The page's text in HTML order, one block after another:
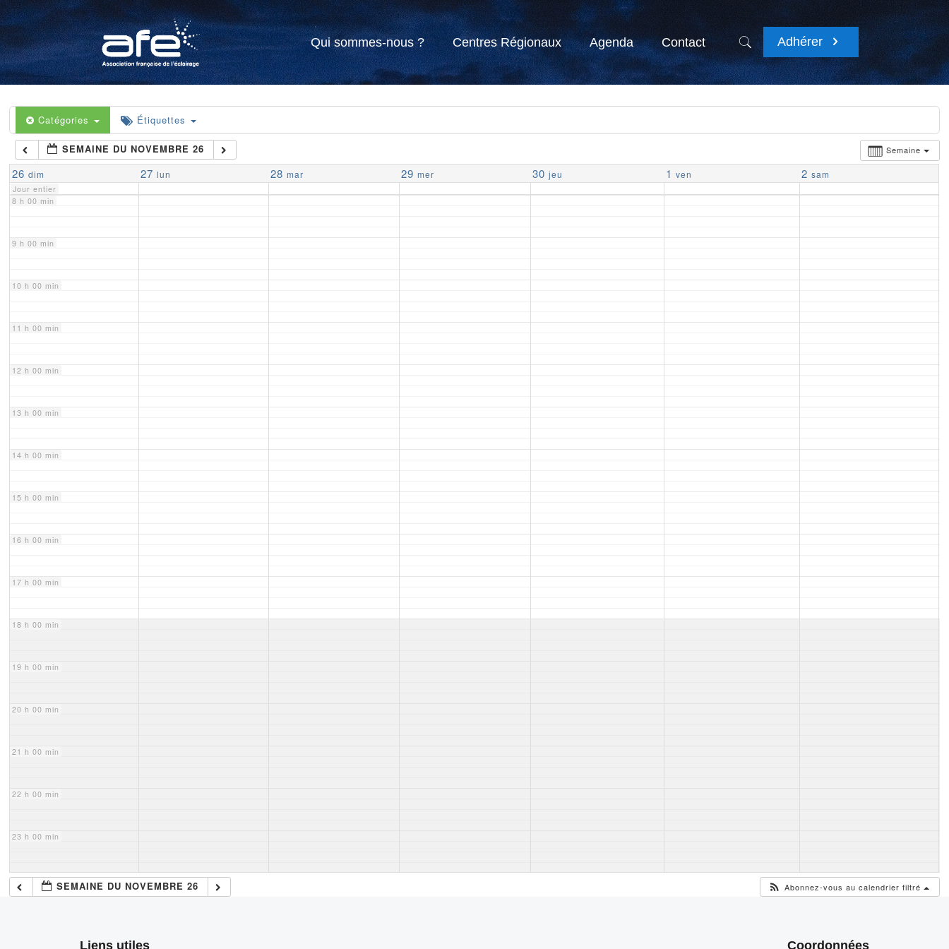
Qui sommes-nous ? Centres Régionaux Agenda Contact Adhérer
Catégories Étiquettes
Semaine
SEMAINE DU NOVEMBRE 26
26 dim 27 lun 28 mar 29 mer 30 jeu 1 ven 2 sam
Jour entier
4 h 00 min
5 h 00 min
6 h 00 min
7 h 00 min
8 h 00 min
9 h 00 min
10 h 00 min
11 h 00 min
12 h 00 min
13 h 00 min
14 h 00 min
15 h 00 min
16 h 00 min
17 h 00 min
18 h 00 min
19 h 00 min
20 h 00 min
21 h 00 min
22 h 00 min
23 h 00 min
SEMAINE DU NOVEMBRE 26 Abonnez-vous au calendrier filtré
Liens utiles Coordonnées